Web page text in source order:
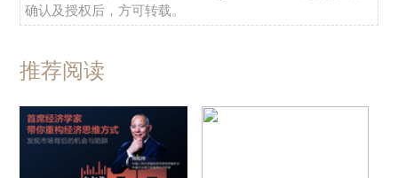
确认及授权后，方可转载。
推荐阅读